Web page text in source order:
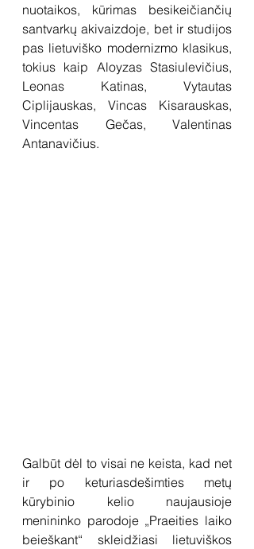
nuotaikos, kūrimas besikeičiančių
santvarkų akivaizdoje, bet ir studijos
pas lietuviško modernizmo klasikus,
tokius kaip Aloyzas Stasiulevičius,
Leonas Katinas, Vytautas
Ciplijauskas, Vincas Kisarauskas,
Vincentas Gečas, Valentinas
Antanavičius.
Galbūt dėl to visai ne keista, kad net
ir po keturiasdešimties metų
kūrybinio kelio naujausioje
menininko parodoje „Praeities laiko
beieškant“ skleidžiasi lietuviškos